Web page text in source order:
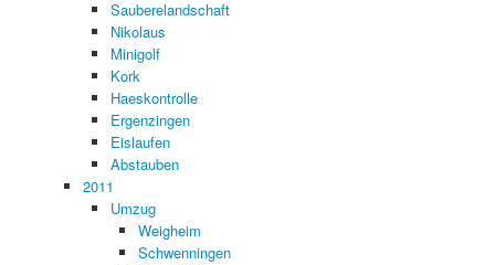
Sauberelandschaft
Nikolaus
Minigolf
Kork
Haeskontrolle
Ergenzingen
Eislaufen
Abstauben
2011
Umzug
Weigheim
Schwenningen